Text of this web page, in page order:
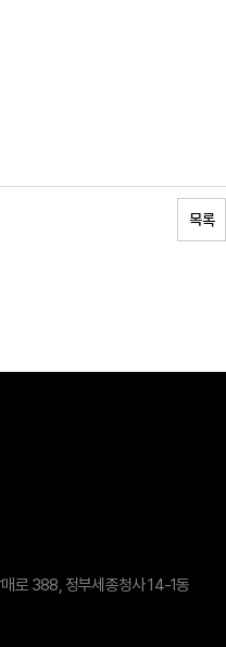
목록
로 388, 정부세종청사 14-1동